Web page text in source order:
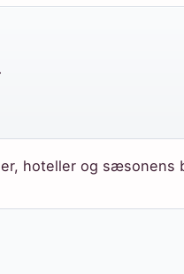
hoteller og sæsonens